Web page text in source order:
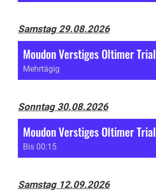
Samstag 29.08.2026
Moudon Verstiges Oltimer Trial
Mehrtägig
Sonntag 30.08.2026
Moudon Verstiges Oltimer Trial
Bis 00:15
Samstag 12.09.2026